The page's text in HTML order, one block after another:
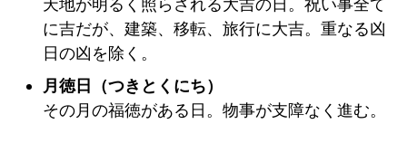
に吉だが、建築、移転、旅行に大吉。重なる凶
日の凶を除く。
月徳日（つきとくにち）
その月の福徳がある日。物事が支障なく進む。